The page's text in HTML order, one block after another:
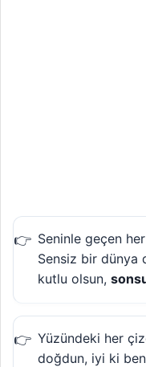
Seninle geçen
Sensiz bir dünya
kutlu olsun,
Yüzündeki her
doğdun, iyi ki